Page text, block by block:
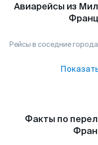
Авиарейсы из
Рейсы в соседние города
Факты по